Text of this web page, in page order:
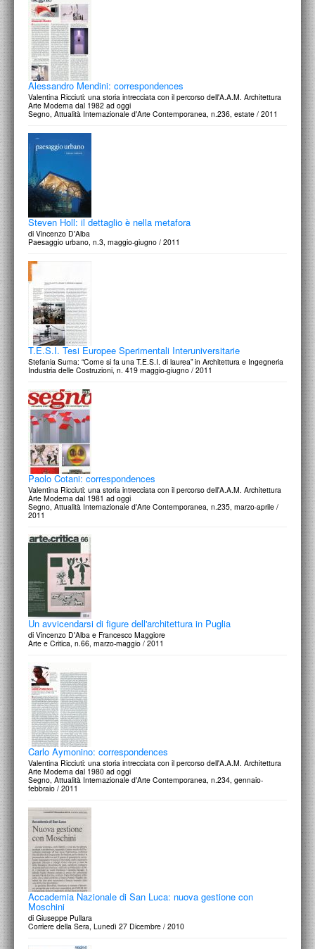
Alessandro Mendini: correspondences
Valentina Ricciuti: una storia intrecciata con il percorso dell'A.A.M. Architettura
Arte Moderna dal 1982 ad oggi
Segno, Attualità Internazionale d'Arte Contemporanea, n.236, estate / 2011
Steven Holl: il dettaglio è nella metafora
di Vincenzo D'Alba
Paesaggio urbano, n.3, maggio-giugno / 2011
T.E.S.I. Tesi Europee Sperimentali Interuniversitarie
Stefania Suma: “Come si fa una T.E.S.I. di laurea” in Architettura e Ingegneria
Industria delle Costruzioni, n. 419 maggio-giugno / 2011
Paolo Cotani: correspondences
Valentina Ricciuti: una storia intrecciata con il percorso dell'A.A.M. Architettura
Arte Moderna dal 1981 ad oggi
Segno, Attualità Internazionale d'Arte Contemporanea, n.235, marzo-aprile /
2011
Un avvicendarsi di figure dell'architettura in Puglia
di Vincenzo D'Alba e Francesco Maggiore
Arte e Critica, n.66, marzo-maggio / 2011
Carlo Aymonino: correspondences
Valentina Ricciuti: una storia intrecciata con il percorso dell'A.A.M. Architettura
Arte Moderna dal 1980 ad oggi
Segno, Attualità Internazionale d'Arte Contemporanea, n.234, gennaio-
febbraio / 2011
Accademia Nazionale di San Luca: nuova gestione con
Moschini
di Giuseppe Pullara
Corriere della Sera, Lunedì 27 Dicembre / 2010